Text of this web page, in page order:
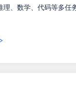
、数学、代码等多任